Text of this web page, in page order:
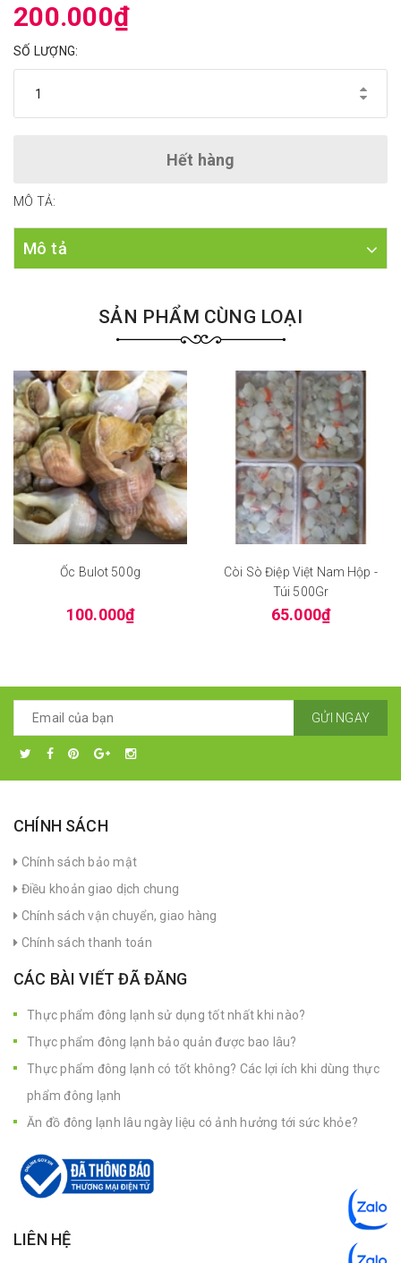
200.000₫
SỐ LƯỢNG:
Hết hàng
MÔ TẢ:
Mô tả
SẢN PHẨM CÙNG LOẠI
Ốc Bulot 500g
100.000₫
Còi Sò Điệp Việt Nam Hộp -
Túi 500Gr
65.000₫
GỬI NGAY
CHÍNH SÁCH
Chính sách bảo mật
Điều khoản giao dịch chung
Chính sách vận chuyển, giao hàng
Chính sách thanh toán
CÁC BÀI VIẾT ĐÃ ĐĂNG
Thực phẩm đông lạnh sử dụng tốt nhất khi nào?
Thực phẩm đông lạnh bảo quản được bao lâu?
Thực phẩm đông lạnh có tốt không? Các lợi ích khi dùng thực
phẩm đông lạnh
Ăn đồ đông lạnh lâu ngày liệu có ảnh hưởng tới sức khỏe?
LIÊN HỆ